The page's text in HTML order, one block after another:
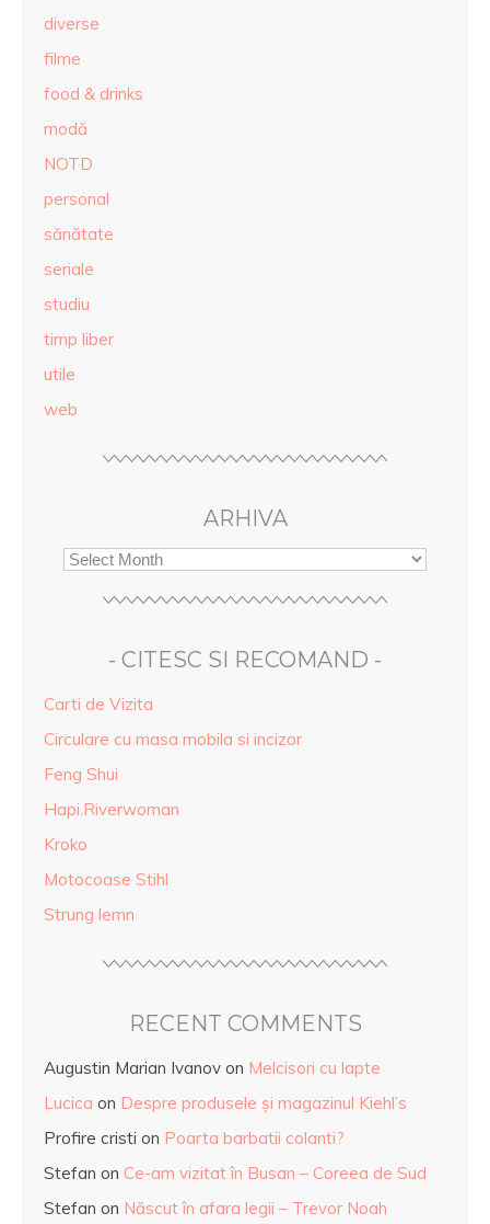
diverse
filme
food & drinks
modă
NOTD
personal
sănătate
seriale
studiu
timp liber
utile
web
ARHIVA
- CITESC SI RECOMAND -
Carti de Vizita
Circulare cu masa mobila si incizor
Feng Shui
Hapi.Riverwoman
Kroko
Motocoase Stihl
Strung lemn
RECENT COMMENTS
Augustin Marian Ivanov on Melcisori cu lapte
Lucica on Despre produsele și magazinul Kiehl’s
Profire cristi on Poarta barbatii colanti?
Stefan on Ce-am vizitat în Busan – Coreea de Sud
Stefan on Născut în afara legii – Trevor Noah